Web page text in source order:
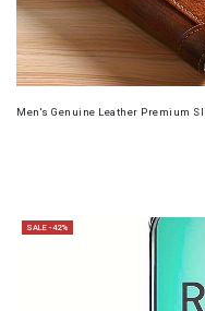
Men's Genuine Leather Premium
SALE -42%